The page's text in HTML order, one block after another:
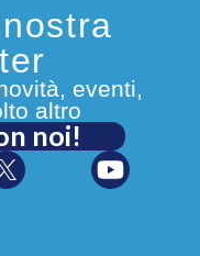
eventi,
altro
noi!